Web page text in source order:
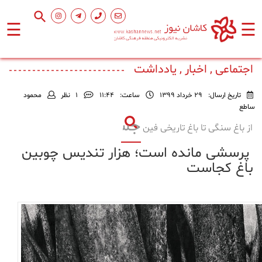
☰ ☰
اصلی
اجتماعی
هنر
محیط
زیست
اجتماعی , اخبار , یادداشت
تاریخ ارسال: 29 خرداد 1399 ساعت: ۱۱:۴۴ 1 نظر
محمود
ساطع
از باغ سنگی تا باغ تاریخی فین
پرسشی مانده است؛ هزار تندیس چوبین
باغ کجاست